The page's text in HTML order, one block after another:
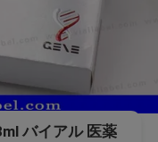
バイアル 医薬